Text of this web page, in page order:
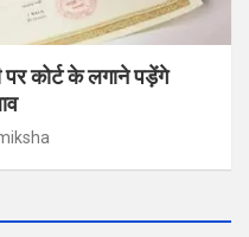
पर कोर्ट के लगाने पड़ेंगे